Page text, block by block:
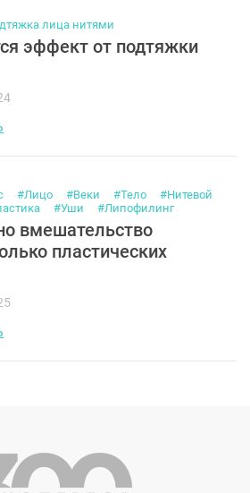
лица нитями
эффект от подтяжки
#Лицо #Веки #Тело
#Нитевой
#Уши #Липофилинг
вмешательство
пластических